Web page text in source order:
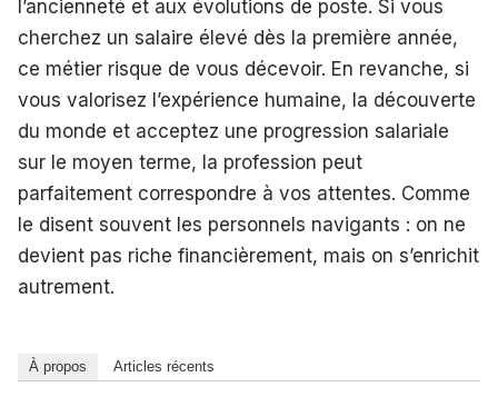
l’ancienneté et aux évolutions de poste. Si vous
cherchez un salaire élevé dès la première année,
ce métier risque de vous décevoir. En revanche, si
vous valorisez l’expérience humaine, la découverte
du monde et acceptez une progression salariale
sur le moyen terme, la profession peut
parfaitement correspondre à vos attentes. Comme
le disent souvent les personnels navigants : on ne
devient pas riche financièrement, mais on s’enrichit
autrement.
À propos Articles récents